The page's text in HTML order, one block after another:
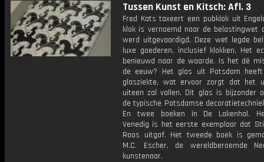
Tussen Kunst en Kitsch: Afl. 3
Fred Kats taxeert een pubklok uit
klok is vernoemd naar de belastingwet
werd uitgevaardigd. Deze wet legde
luxe goederen, inclusief klokken. Het
benieuwd naar de waarde. Is het dé
de eeuw? Het glas uit Potsdam
glasziekte, wat ervoor zorgt dat het
uiteen zal vallen. Dit glas is bijzonder
de typische Potsdamse
En twee boeken in De Lakenhal.
Venedig is het eerste exemplaar dat
Roos uitgaf. Het tweede boek is
M.C. Escher, de wereldberoemde
kunstenaar.